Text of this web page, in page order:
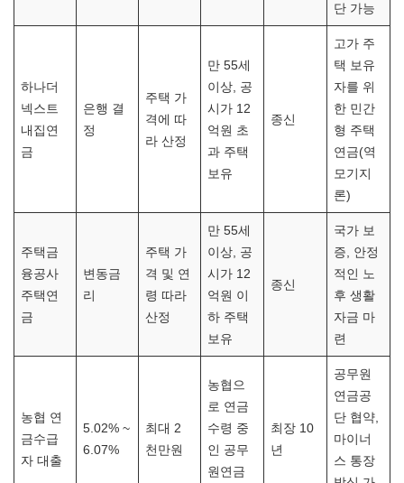
단 가능
하나더
넥스트
내집연
금
은행 결
정
주택 가
격에 따
라 산정
만 55세
이상, 공
시가 12
억원 초
과 주택
보유
종신
고가 주
택 보유
자를 위
한 민간
형 주택
연금(역
모기지
론)
주택금
융공사
주택연
금
변동금
리
주택 가
격 및 연
령 따라
산정
만 55세
이상, 공
시가 12
억원 이
하 주택
보유
종신
국가 보
증, 안정
적인 노
후 생활
자금 마
련
농협 연
금수급
자 대출
5.02% ~
6.07%
최대 2
천만원
농협으
로 연금
수령 중
인 공무
원연금
최장 10
년
공무원
연금공
단 협약,
마이너
스 통장